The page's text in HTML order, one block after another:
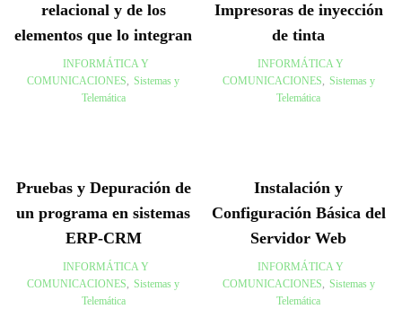
relacional y de los
elementos que lo integran
INFORMÁTICA Y
COMUNICACIONES, Sistemas y
Telemática
Impresoras de inyección
de tinta
INFORMÁTICA Y
COMUNICACIONES, Sistemas y
Telemática
Pruebas y Depuración de
un programa en sistemas
ERP-CRM
INFORMÁTICA Y
COMUNICACIONES, Sistemas y
Telemática
Instalación y
Configuración Básica del
Servidor Web
INFORMÁTICA Y
COMUNICACIONES, Sistemas y
Telemática